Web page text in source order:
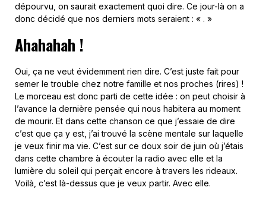
dépourvu, on saurait exactement quoi dire. Ce jour-là on a
donc décidé que nos derniers mots seraient : « . »
Ahahahah !
Oui, ça ne veut évidemment rien dire. C’est juste fait pour
semer le trouble chez notre famille et nos proches (rires) !
Le morceau est donc parti de cette idée : on peut choisir à
l’avance la dernière pensée qui nous habitera au moment
de mourir. Et dans cette chanson ce que j’essaie de dire
c’est que ça y est, j’ai trouvé la scène mentale sur laquelle
je veux finir ma vie. C’est sur ce doux soir de juin où j’étais
dans cette chambre à écouter la radio avec elle et la
lumière du soleil qui perçait encore à travers les rideaux.
Voilà, c’est là-dessus que je veux partir. Avec elle.